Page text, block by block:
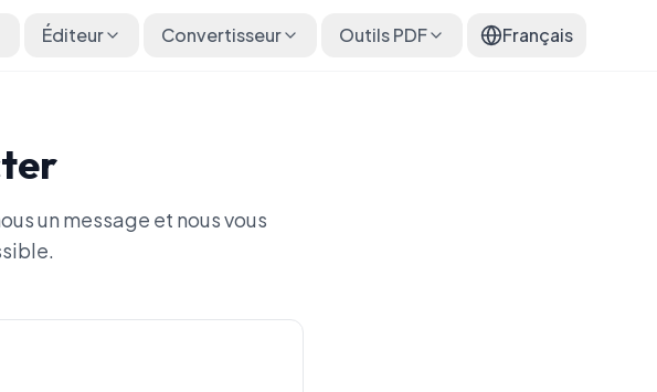
Éditeur Convertisseur Outils PDF Français
un message et nous vous